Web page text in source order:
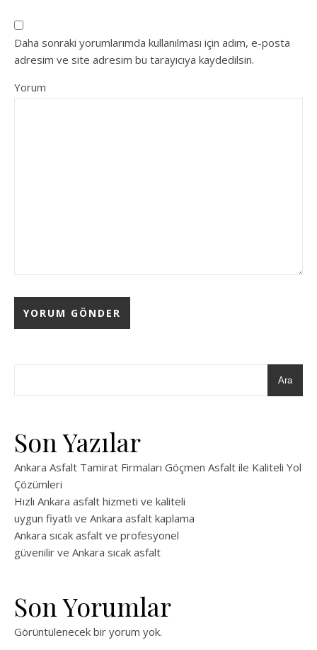
Daha sonraki yorumlarımda kullanılması için adım, e-posta
adresim ve site adresim bu tarayıcıya kaydedilsin.
Yorum
Ara
Son Yazılar
Ankara Asfalt Tamirat Firmaları Göçmen Asfalt ile Kaliteli Yol
Çözümleri
Hızlı Ankara asfalt hizmeti ve kaliteli
uygun fiyatlı ve Ankara asfalt kaplama
Ankara sıcak asfalt ve profesyonel
güvenilir ve Ankara sıcak asfalt
Son Yorumlar
Görüntülenecek bir yorum yok.